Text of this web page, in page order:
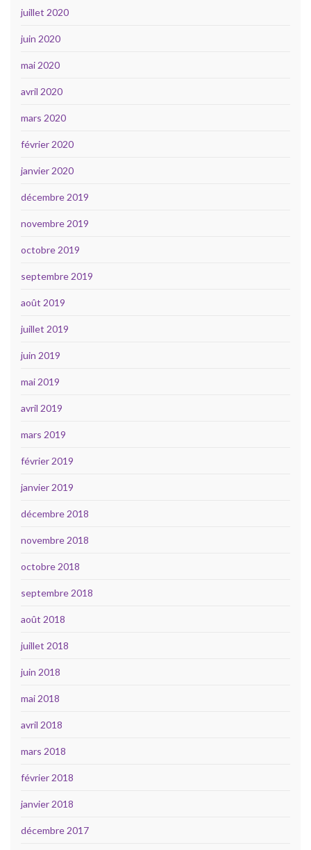
juillet 2020
juin 2020
mai 2020
avril 2020
mars 2020
février 2020
janvier 2020
décembre 2019
novembre 2019
octobre 2019
septembre 2019
août 2019
juillet 2019
juin 2019
mai 2019
avril 2019
mars 2019
février 2019
janvier 2019
décembre 2018
novembre 2018
octobre 2018
septembre 2018
août 2018
juillet 2018
juin 2018
mai 2018
avril 2018
mars 2018
février 2018
janvier 2018
décembre 2017